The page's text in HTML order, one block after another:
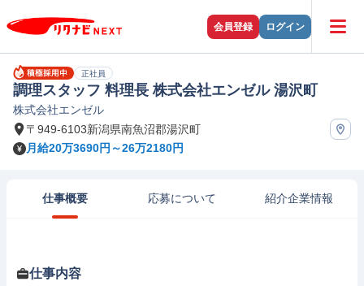
会員登録 ログイン
正社員
調理スタッフ 料理長 株式会社エンゼル 湯沢町
株式会社エンゼル
〒949-6103新潟県南魚沼郡湯沢町
月給20万3690円～26万2180円
仕事概要 応募について 紹介企業情報
仕事内容